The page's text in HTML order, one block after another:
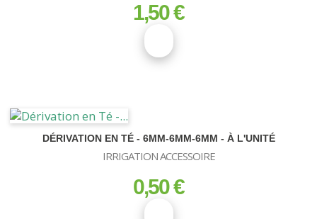
prix
1,50 €
DÉRIVATION EN TÉ - 6MM-6MM-6MM - À L'UNITÉ
IRRIGATION ACCESSOIRE
prix
0,50 €